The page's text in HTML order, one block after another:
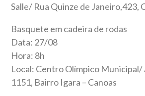
Salle/ Rua Quinze de Janeiro,423,
Basquete em cadeira de rodas
Data: 27/08
Hora: 8h
Local: Centro Olímpico Municipal/
1151, Bairro Igara – Canoas